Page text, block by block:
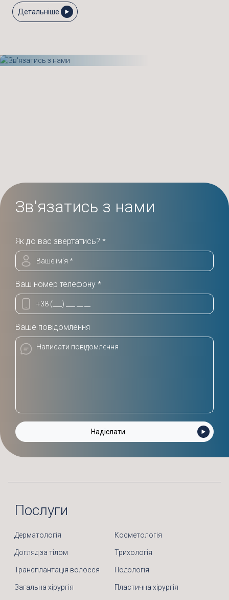
Детальніше
Зв'язатись з нами
Як до вас звертатись? *
Ваш номер телефону *
Ваше повідомлення
Послуги
Дерматологія Косметологія
Догляд за тілом Трихологія
Трансплантація волосся Подологія
Загальна хірургія Пластична хірургія